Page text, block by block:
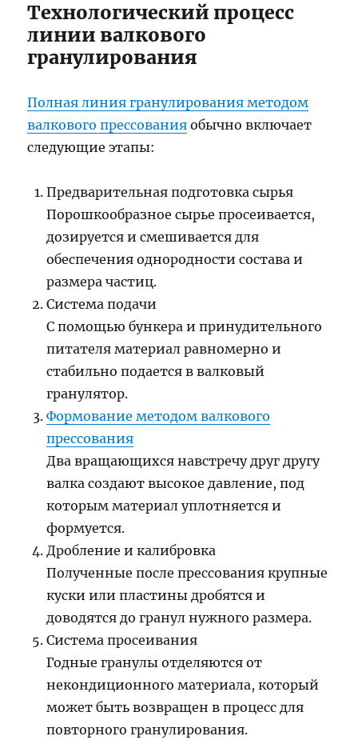
Технологический процесс
линии валкового
гранулирования
Полная линия гранулирования методом
валкового прессования обычно включает
следующие этапы:
Предварительная подготовка сырья
Порошкообразное сырье просеивается,
дозируется и смешивается для
обеспечения однородности состава и
размера частиц.
Система подачи
С помощью бункера и принудительного
питателя материал равномерно и
стабильно подается в валковый
гранулятор.
Формование методом валкового
прессования
Два вращающихся навстречу друг другу
валка создают высокое давление, под
которым материал уплотняется и
формуется.
Дробление и калибровка
Полученные после прессования крупные
куски или пластины дробятся и
доводятся до гранул нужного размера.
Система просеивания
Годные гранулы отделяются от
некондиционного материала, который
может быть возвращен в процесс для
повторного гранулирования.